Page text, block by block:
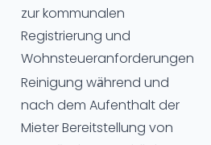
zur kommunalen
Registrierung und
Wohnsteueranforderungen
Reinigung während und
nach dem Aufenthalt der
Mieter Bereitstellung von